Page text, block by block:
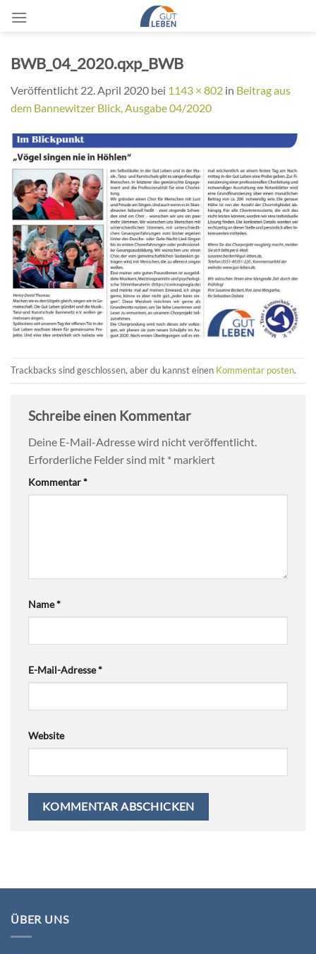
Inhalt
BWB_04_2020.qxp_BWB
Veröffentlicht 22. April 2020 bei 1143 × 802 in Beitrag aus
dem Bannewitzer Blick, Ausgabe 04/2020
Trackbacks sind geschlossen, aber du kannst einen Kommentar posten.
Schreibe einen Kommentar
Deine E-Mail-Adresse wird nicht veröffentlicht.
Erforderliche Felder sind mit * markiert
Kommentar*
Name*
E-Mail-Adresse*
Website
ÜBER UNS